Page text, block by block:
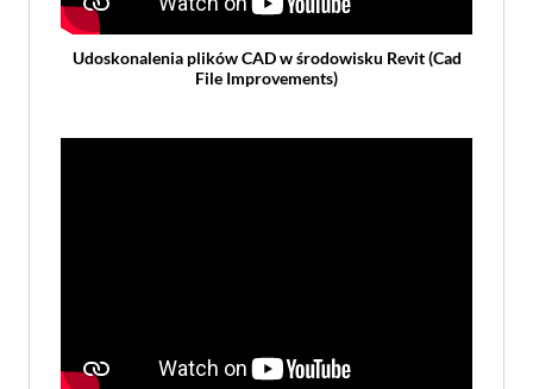
Udoskonalenia plików CAD w środowisku Revit (Cad
File Improvements)